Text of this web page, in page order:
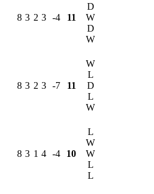
8 3 2 3 -4 11
D
W
D
W
8 3 2 3 -7 11
W
L
D
L
W
8 3 1 4 -4 10
L
W
W
L
L